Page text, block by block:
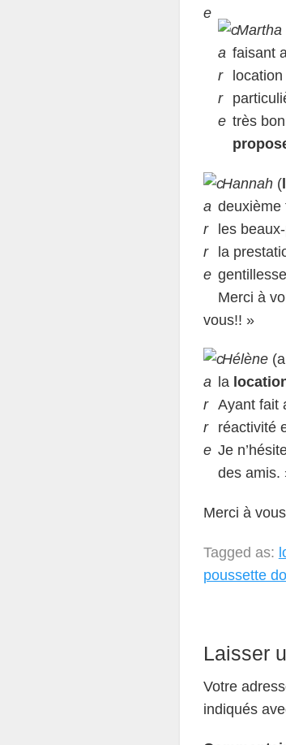
Martha
faisant
très
Hannah(
deuxième
les
la
Merci à
vous!! »
Hélène(a
la
Ayant fait
réactivité
Je
des amis.
Merci à
Tagged as:
poussette
Laisser
Votre
indiqués